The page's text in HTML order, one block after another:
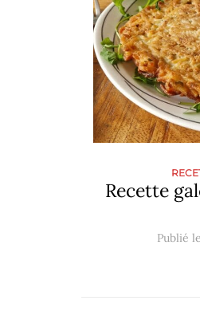
Recette
Publié